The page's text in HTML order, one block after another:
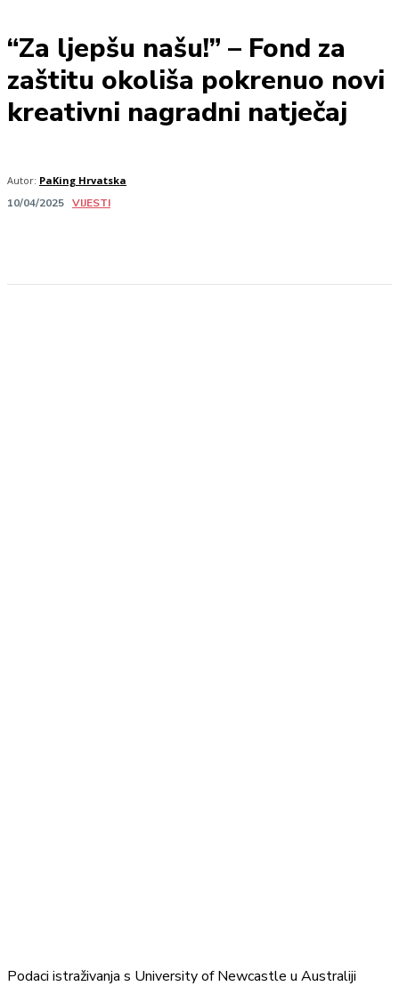
“Za ljepšu našu!” – Fond za
zaštitu okoliša pokrenuo novi
kreativni nagradni natječaj
Autor: PaKing Hrvatska
10/04/2025 VIJESTI
Podaci istraživanja s University of Newcastle u Australiji